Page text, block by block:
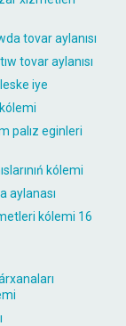
tovar aylanısı
tovar aylanısı
iye
palız eginleri
kólemi
aylanası
kólemi 16